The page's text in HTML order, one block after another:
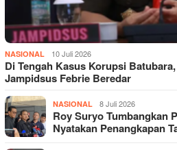
NASIONAL 10 Juli 2026
Di Tengah Kasus Korupsi
Jampidsus Febrie Beredar
NASIONAL 8 Juli 2026
Roy Suryo Tumbangkan
Nyatakan Penangkapan